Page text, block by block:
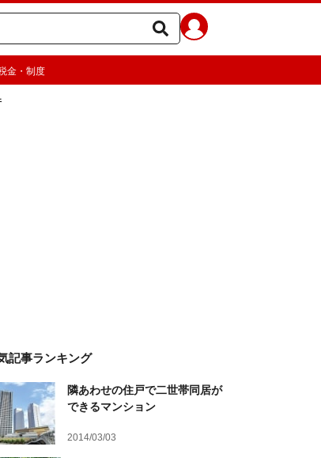
金・制度
記事ランキング
隣あわせの住戸で二世帯同居が
できるマンション
2014/03/03